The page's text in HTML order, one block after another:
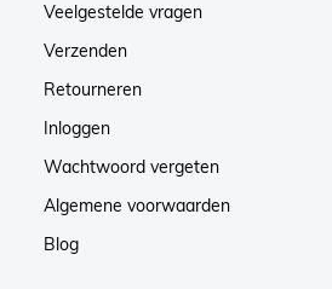
Veelgestelde vragen
Verzenden
Retourneren
Inloggen
Wachtwoord vergeten
Algemene voorwaarden
Blog